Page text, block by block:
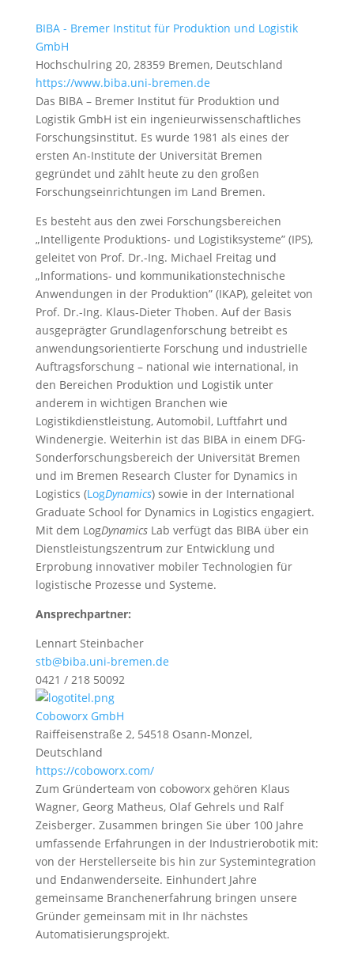
BIBA - Bremer Institut für Produktion und Logistik
GmbH
Hochschulring 20, 28359 Bremen, Deutschland
https://www.biba.uni-bremen.de
Das BIBA – Bremer Institut für Produktion und
Logistik GmbH ist ein ingenieurwissenschaftliches
Forschungsinstitut. Es wurde 1981 als eines der
ersten An-Institute der Universität Bremen
gegründet und zählt heute zu den großen
Forschungseinrichtungen im Land Bremen.
Es besteht aus den zwei Forschungsbereichen
„Intelligente Produktions- und Logistiksysteme” (IPS),
geleitet von Prof. Dr.-Ing. Michael Freitag und
„Informations- und kommunikationstechnische
Anwendungen in der Produktion” (IKAP), geleitet von
Prof. Dr.-Ing. Klaus-Dieter Thoben. Auf der Basis
ausgeprägter Grundlagenforschung betreibt es
anwendungsorientierte Forschung und industrielle
Auftragsforschung – national wie international, in
den Bereichen Produktion und Logistik unter
anderem in wichtigen Branchen wie
Logistikdienstleistung, Automobil, Luftfahrt und
Windenergie. Weiterhin ist das BIBA in einem DFG-
Sonderforschungsbereich der Universität Bremen
und im Bremen Research Cluster for Dynamics in
Logistics (LogDynamics) sowie in der International
Graduate School for Dynamics in Logistics engagiert.
Mit dem LogDynamicsLab verfügt das BIBA über ein
Dienstleistungszentrum zur Entwicklung und
Erprobung innovativer mobiler Technologien für
logistische Prozesse und Systeme.
Ansprechpartner:
Lennart Steinbacher
stb@biba.uni-bremen.de
0421 / 218 50092
Coboworx GmbH
Raiffeisenstraße 2, 54518 Osann-Monzel,
Deutschland
https://coboworx.com/
Zum Gründerteam von coboworx gehören Klaus
Wagner, Georg Matheus, Olaf Gehrels und Ralf
Zeisberger. Zusammen bringen Sie über 100 Jahre
umfassende Erfahrungen in der Industrierobotik mit:
von der Herstellerseite bis hin zur Systemintegration
und Endanwenderseite. Einhundert Jahre
gemeinsame Branchenerfahrung bringen unsere
Gründer gemeinsam mit in Ihr nächstes
Automatisierungsprojekt.